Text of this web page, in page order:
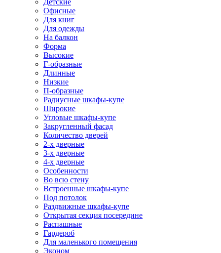
Детские
Офисные
Для книг
Для одежды
На балкон
Форма
Высокие
Г-образные
Длинные
Низкие
П-образные
Радиусные шкафы-купе
Широкие
Угловые шкафы-купе
Закругленный фасад
Количество дверей
2-х дверные
3-х дверные
4-х дверные
Особенности
Во всю стену
Встроенные шкафы-купе
Под потолок
Раздвижные шкафы-купе
Открытая секция посередине
Распашные
Гардероб
Для маленького помещения
Эконом